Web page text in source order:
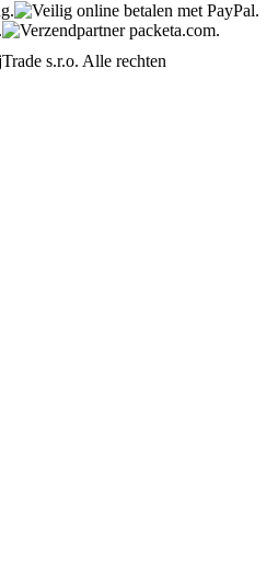
s.r.o. Alle rechten